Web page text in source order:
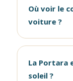
Où voir le
voiture ?
La Portara
soleil ?